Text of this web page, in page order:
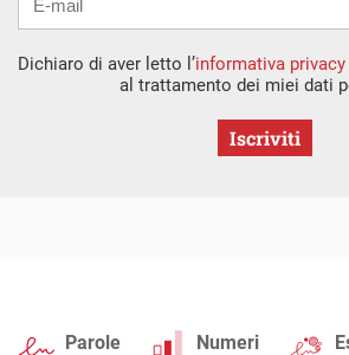
Dichiaro di aver letto l’informativa privacy
al trattamento dei miei dati
Iscriviti
Parole Numeri